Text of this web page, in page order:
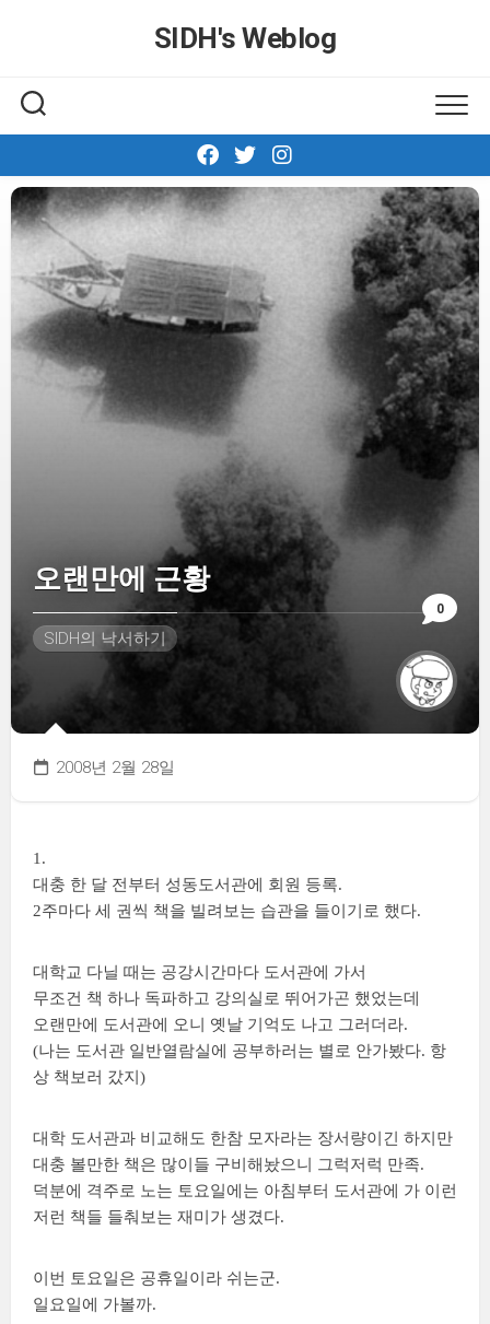
SIDH′s Weblog
0
오랜만에 근황
SIDH의 낙서하기
2008년 2월 28일
1.
대충 한 달 전부터 성동도서관에 회원 등록.
2주마다 세 권씩 책을 빌려보는 습관을 들이기로 했다.
대학교 다닐 때는 공강시간마다 도서관에 가서
무조건 책 하나 독파하고 강의실로 뛰어가곤 했었는데
오랜만에 도서관에 오니 옛날 기억도 나고 그러더라.
(나는 도서관 일반열람실에 공부하러는 별로 안가봤다. 항
상 책보러 갔지)
대학 도서관과 비교해도 한참 모자라는 장서량이긴 하지만
대충 볼만한 책은 많이들 구비해놨으니 그럭저럭 만족.
덕분에 격주로 노는 토요일에는 아침부터 도서관에 가 이런
저런 책들 들춰보는 재미가 생겼다.
이번 토요일은 공휴일이라 쉬는군.
일요일에 가볼까.